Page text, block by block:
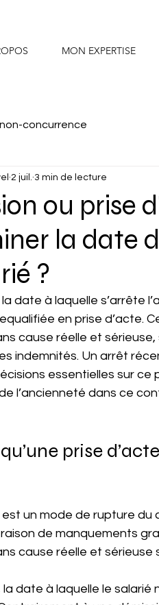
MON EXPERTISE
concurrence
ou prise
la date
?
2 juil. 3 min de lecture
date à laquelle s’arrête
en prise d’acte.
cause réelle et
indemnités. Un arrêt
essentielles sur
l’ancienneté dans ce
prise
est un mode de rupture
de manquements
cause réelle et sérieuse
date à laquelle le salarié